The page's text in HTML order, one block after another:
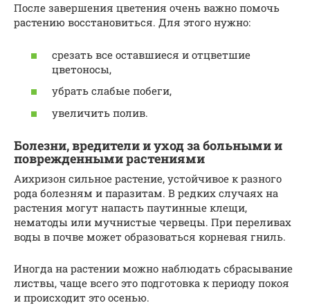
После завершения цветения очень важно помочь
растению восстановиться. Для этого нужно:
срезать все оставшиеся и отцветшие
цветоносы,
убрать слабые побеги,
увеличить полив.
Болезни, вредители и уход за больными и
поврежденными растениями
Аихризон сильное растение, устойчивое к разного
рода болезням и паразитам. В редких случаях на
растения могут напасть паутинные клещи,
нематоды или мучнистые червецы. При переливах
воды в почве может образоваться корневая гниль.
Иногда на растении можно наблюдать сбрасывание
листвы, чаще всего это подготовка к периоду покоя
и происходит это осенью.